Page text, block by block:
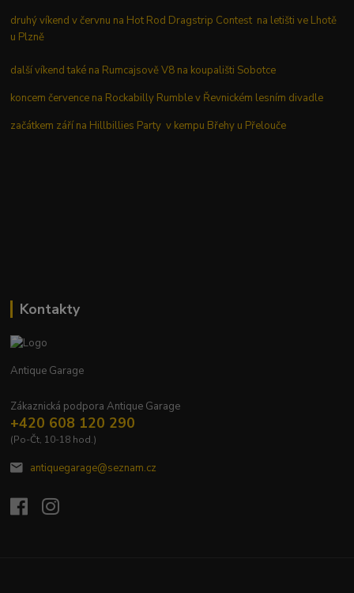
druhý víkend v červnu na Hot Rod Dragstrip Contest na letišti ve Lhotě
u Plzně
další víkend také na Rumcajsově V8 na koupališti Sobotce
koncem července na Rockabilly Rumble v Řevnickém lesním divadle
začátkem září na Hillbillies Party v kempu Břehy u Přelouče
Kontakty
Antique Garage
Zákaznická podpora Antique Garage
+420 608 120 290
(Po-Čt, 10-18 hod.)
antiquegarage@seznam.cz